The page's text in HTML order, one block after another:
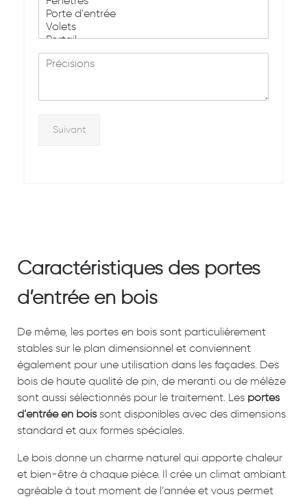
s
Suivant
Caractéristiques des portes
d’entrée en bois
De même, les portes en bois sont particulièrement
stables sur le plan dimensionnel et conviennent
également pour une utilisation dans les façades. Des
bois de haute qualité de pin, de meranti ou de mélèze
sont aussi sélectionnés pour le traitement. Les portes
d’entrée en boissont disponibles avec des dimensions
standard et aux formes spéciales.
Le bois donne un charme naturel qui apporte chaleur
et bien-être à chaque pièce. Il crée un climat ambiant
agréable à tout moment de l’année et vous permet